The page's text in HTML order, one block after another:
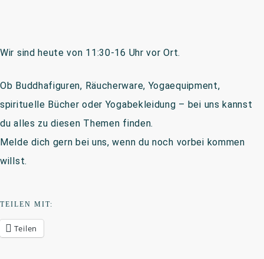
Wir sind heute von 11:30-16 Uhr vor Ort.
Ob Buddhafiguren, Räucherware, Yogaequipment,
spirituelle Bücher oder Yogabekleidung – bei uns kannst
du alles zu diesen Themen finden.
Melde dich gern bei uns, wenn du noch vorbei kommen
willst.
TEILEN MIT:
Teilen